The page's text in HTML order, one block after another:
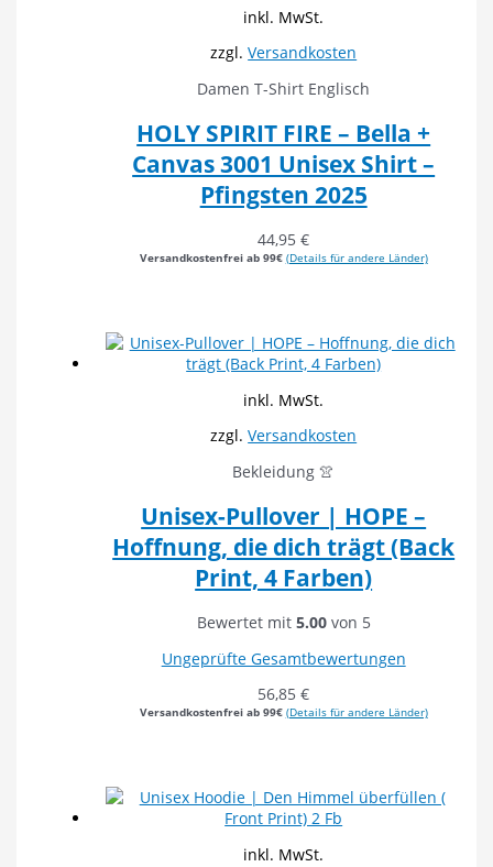
inkl. MwSt.
zzgl.Versandkosten
Damen T-Shirt Englisch
HOLY SPIRIT FIRE – Bella +
Canvas 3001 Unisex Shirt –
Pfingsten 2025
44,95€
Versandkostenfrei ab 99€ (Details für andere Länder)
inkl. MwSt.
zzgl.Versandkosten
Bekleidung 👚
Unisex-Pullover | HOPE –
Hoffnung, die dich trägt (Back
Print, 4 Farben)
Bewertet mit 5.00von 5
Ungeprüfte Gesamtbewertungen
56,85€
Versandkostenfrei ab 99€ (Details für andere Länder)
inkl. MwSt.